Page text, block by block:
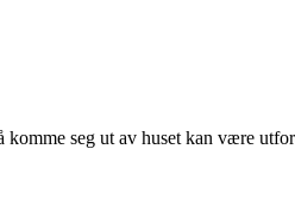
seg ut av huset kan være